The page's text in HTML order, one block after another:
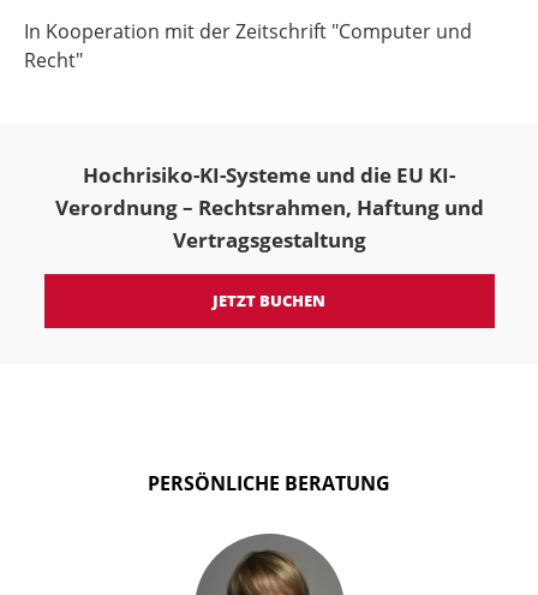
In Kooperation mit der Zeitschrift "Computer und
Recht"
Hochrisiko-KI-Systeme und die EU KI-
Verordnung – Rechtsrahmen, Haftung und
Vertragsgestaltung
JETZT BUCHEN
PERSÖNLICHE BERATUNG